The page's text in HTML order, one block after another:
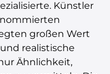
Künstler
großen Wert
realistische
Ähnlichkeit,